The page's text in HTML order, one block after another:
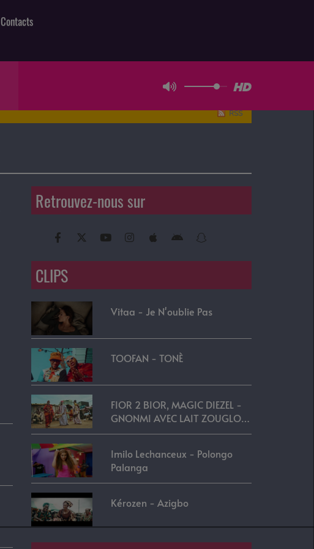
Contacts
RSS
Retrouvez-nous sur
CLIPS
Vitaa - Je N'oublie Pas
TOOFAN - TONÈ
FIOR 2 BIOR, MAGIC DIEZEL -
GNONMI AVEC LAIT ZOUGLOU
REMIX
Imilo Lechanceux - Polongo
Palanga
Kérozen - Azigbo